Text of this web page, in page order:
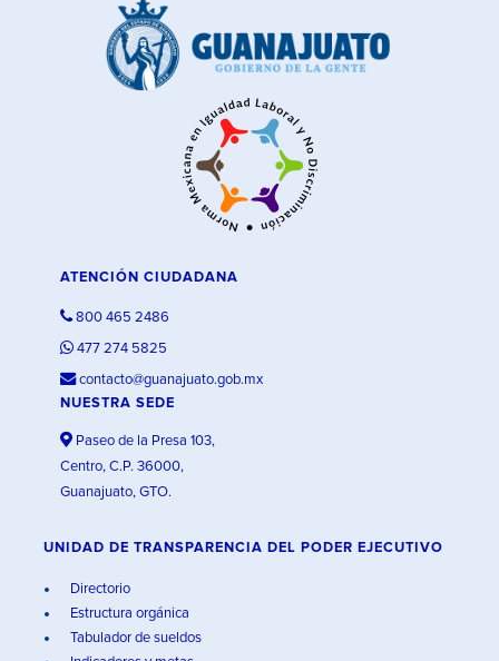
ATENCIÓN CIUDADANA
800 465 2486
477 274 5825
contacto@guanajuato.gob.mx
NUESTRA SEDE
Paseo de la Presa 103,
Centro, C.P. 36000,
Guanajuato, GTO.
UNIDAD DE TRANSPARENCIA DEL PODER EJECUTIVO
Directorio
Estructura orgánica
Tabulador de sueldos